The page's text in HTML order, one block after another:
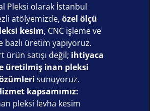
Pleksi olarak İstanbul
atölyemizde, özel ölçü
kesim, CNC işleme ve
bazlı üretim yapıyoruz.
ürün satışı değil; ihtiyaca
üretilmiş inan pleksi
sunuyoruz.
kapsamımız:
pleksi levha kesim